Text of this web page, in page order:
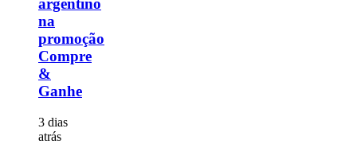
argentino
na
promoção
Compre
&
Ganhe
3 dias
atrás